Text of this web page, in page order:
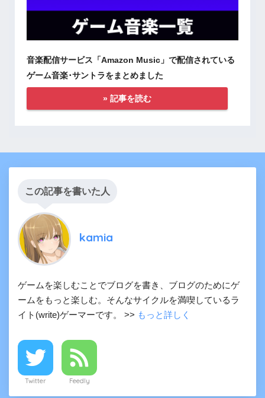
音楽配信サービス「Amazon Music」で配信されている
ゲーム音楽･サントラをまとめました
» 記事を読む
この記事を書いた人
kamia
ゲームを楽しむことでブログを書き、ブログのためにゲ
ームをもっと楽しむ。そんなサイクルを満喫しているラ
イト(write)ゲーマーです。 >> もっと詳しく
Twitter Feedly